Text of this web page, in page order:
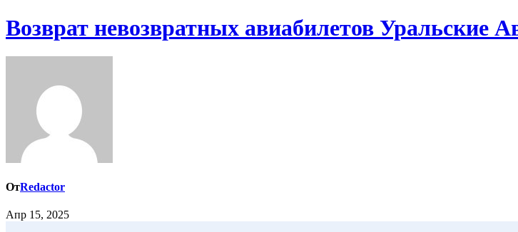
Возврат невозвратных авиабилетов Уральские
ОтRedactor
Апр 15, 2025